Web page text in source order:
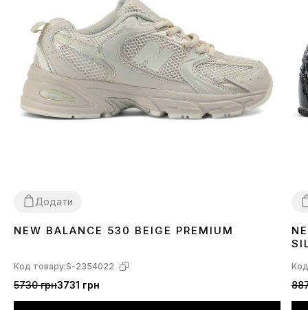
Додати
3637 3839404143 4445
NEW BALANCE 530 BEIGE PREMIUM
Код товару:S-2354022
5730 грн3731 грн